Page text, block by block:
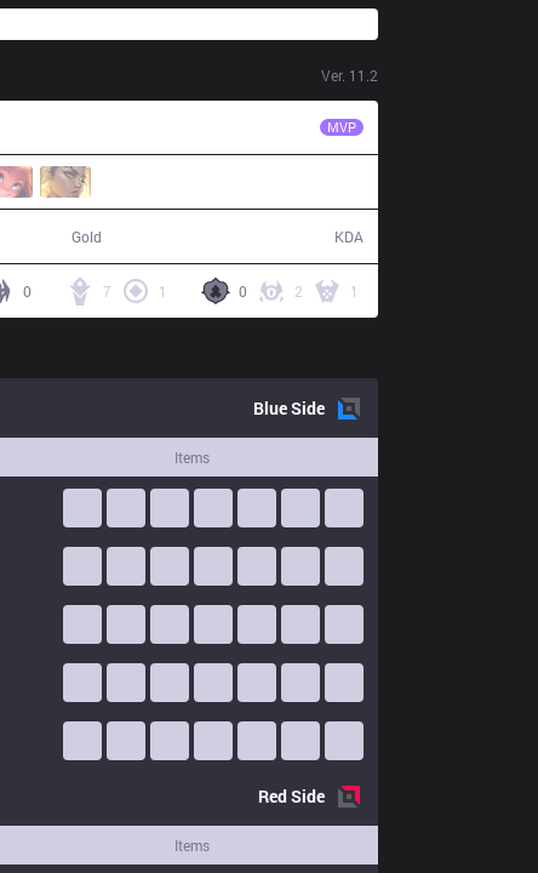
Ver. 11.2
MVP
Gold KDA
0 2 1
7 1
0
BlueSide
Items
RedSide
Items